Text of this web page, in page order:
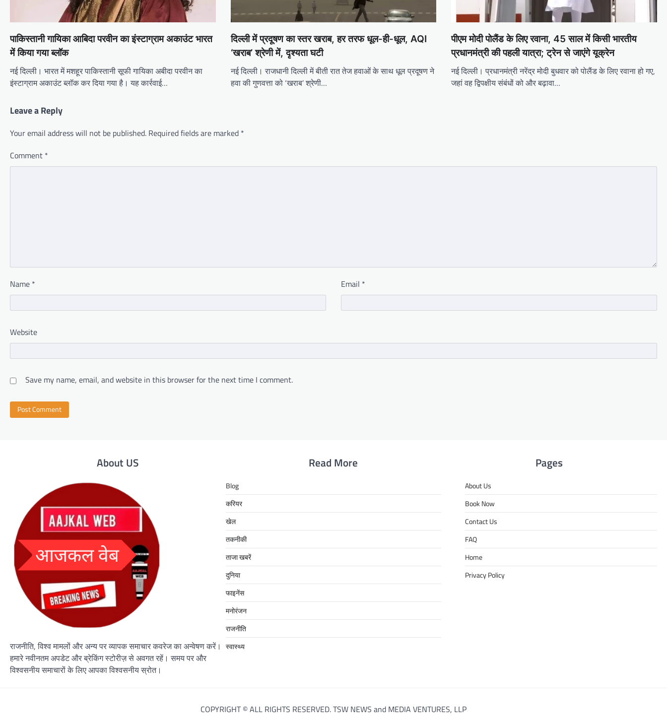
पाकिस्तानी गायिका आबिदा परवीन का इंस्टाग्राम अकाउंट भारत
में किया गया ब्लॉक
नई दिल्ली। भारत में मशहूर पाकिस्तानी सूफी गायिका अबीदा परवीन का
इंस्टाग्राम अकाउंट ब्लॉक कर दिया गया है। यह कार्रवाई…
दिल्ली में प्रदूषण का स्तर खराब, हर तरफ धूल-ही-धूल, AQI
‘खराब’ श्रेणी में, दृश्यता घटी
नई दिल्ली। राजधानी दिल्ली में बीती रात तेज हवाओं के साथ धूल प्रदूषण ने
हवा की गुणवत्ता को ‘खराब’ श्रेणी…
पीएम मोदी पोलैंड के लिए रवाना, 45 साल में किसी भारतीय
प्रधानमंत्री की पहली यात्रा; ट्रेन से जाएंगे यूक्रेन
नई दिल्ली। प्रधानमंत्री नरेंद्र मोदी बुधवार को पोलैंड के लिए रवाना हो गए,
जहां वह द्विपक्षीय संबंधों को और बढ़ावा…
Leave a Reply
Your email address will not be published. Required fields are marked *
Comment *
Name * Email *
Website
Save my name, email, and website in this browser for the next time I comment.
About US
राजनीति, विश्व मामलों और अन्य पर व्यापक समाचार कवरेज का अन्वेषण करें।
हमारे नवीनतम अपडेट और ब्रेकिंग स्टोरीज़ से अवगत रहें। समय पर और
विश्वसनीय समाचारों के लिए आपका विश्वसनीय स्रोत।
Read More
Blog
करियर
खेल
तकनीकी
ताजा खबरें
दुनिया
फाइनेंस
मनोरंजन
राजनीति
स्वास्थ्य
Pages
About Us
Book Now
Contact Us
FAQ
Home
Privacy Policy
COPYRIGHT © ALL RIGHTS RESERVED. TSW NEWS and MEDIA VENTURES, LLP